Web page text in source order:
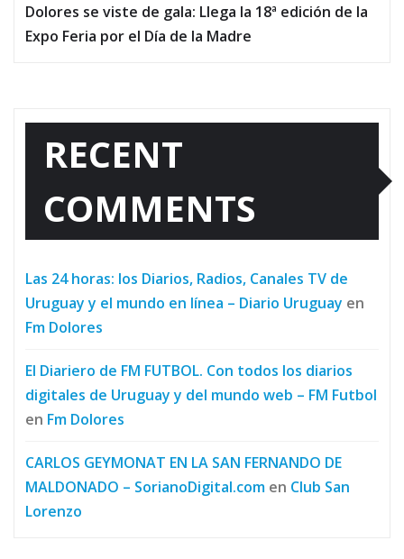
Dolores se viste de gala: Llega la 18ª edición de la
Expo Feria por el Día de la Madre
RECENT
COMMENTS
Las 24 horas: los Diarios, Radios, Canales TV de
Uruguay y el mundo en línea – Diario Uruguay en
Fm Dolores
El Diariero de FM FUTBOL. Con todos los diarios
digitales de Uruguay y del mundo web – FM Futbol
en Fm Dolores
CARLOS GEYMONAT EN LA SAN FERNANDO DE
MALDONADO – SorianoDigital.com en Club San
Lorenzo